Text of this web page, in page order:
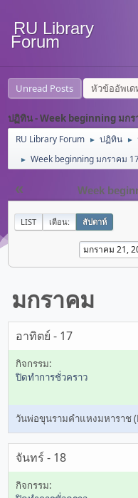
RU Library
Forum
Unread Posts หัวข้ออัพเด
ปฏิทิน - Week beginning มกร
RU Library Forum ► ปฏิทิน ►
► Week beginning มกราคม
« Week
LIST เดือน: สัปดาห์
มกราคม
อาทิตย์ - 17
ปิดทำการชั่วคราว
วันพ่อขุนรามคำแหงมหาราช
จันทร์ - 18